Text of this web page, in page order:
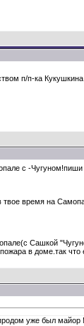
п/п-ка
с -
твое время на
Сашкой
в доме.так
уже был майор